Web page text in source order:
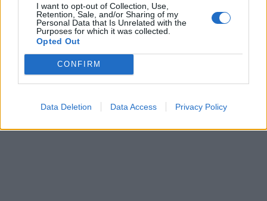
I want to opt-out of Collection, Use,
Retention, Sale, and/or Sharing of my
Personal Data that Is Unrelated with the
Purposes for which it was collected.
Opted Out
CONFIRM
Data Deletion Data Access Privacy Policy